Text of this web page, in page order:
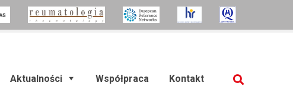
Aktualności Współpraca Kontakt